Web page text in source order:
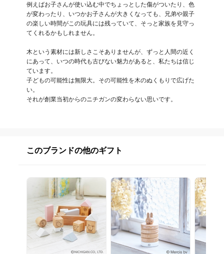
例えばお子さんが使い込む中でちょっとした傷がついたり、色
が変わったり、いつかお子さんが大きくなっても、兄弟や親子
の楽しい時間がこの玩具には残っていて、そっと家族を見守っ
てくれるかもしれません。
木という素材には新しさこそありませんが、ずっと人間の近く
にあって、いつの時代も古びない魅力があると、私たちは信じ
ています。
子どもの可能性は無限大。その可能性を木のぬくもりで広げた
い。
それが創業当初からのニチガンの変わらない思いです。
このブランドの他のギフト